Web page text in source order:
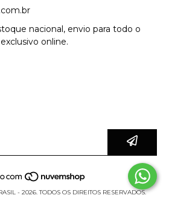
nacional, envio para todo o
online.
- 2026. TODOS OS DIREITOS RESERVADOS.